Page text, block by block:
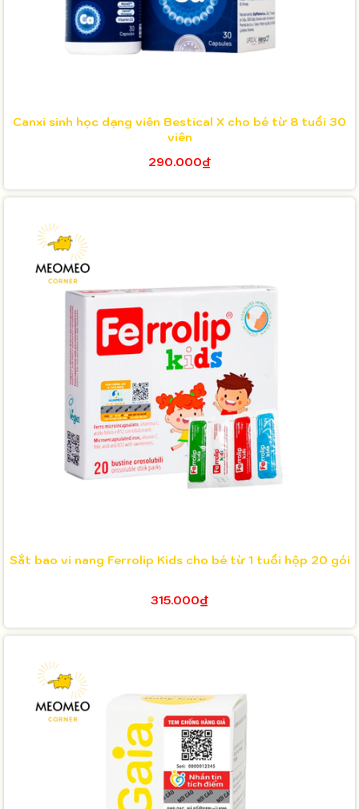
Canxi sinh học dạng viên Bestical X cho bé từ 8 tuổi 30
viên
290.000₫
Sắt bao vi nang Ferrolip Kids cho bé từ 1 tuổi hộp 20 gói
315.000₫